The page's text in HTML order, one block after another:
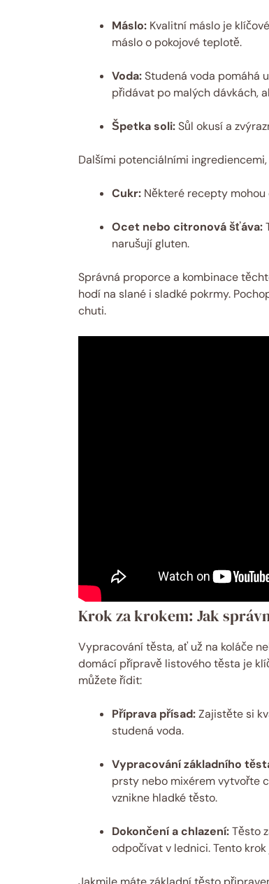
Máslo: Kvalitní máslo je
máslo o pokojové teplotě.
Voda:Studená voda pomáhá
přidávat po malých dávkách,
Špetka soli:Sůl okusí a
Dalšími potenciálními ingrediencemi,
Cukr: Některé recepty
Ocet nebo citronová šťáva:
narušují gluten.
Správná proporce a kombinace
hodí na slané i sladké pokrmy.
chuti.
Krok za krokem: Jak
Vypracování těsta, ať už na koláče
domácí přípravě listového těsta je
můžete řídit:
Příprava přísad:Zajistěte si
studená voda.
Vypracování základního
prsty nebo mixérem vytvořte
vznikne hladké těsto.
Dokončení a chlazení:Těsto
odpočívat v lednici. Tento